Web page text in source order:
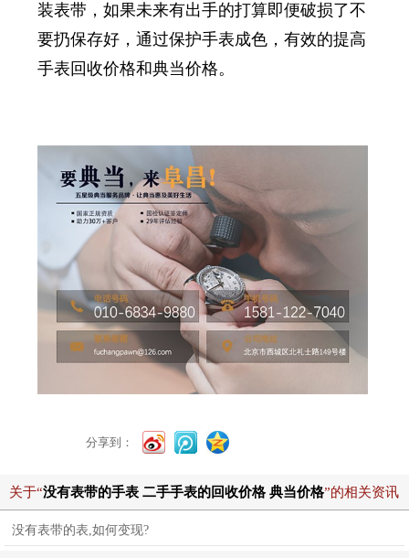
装表带，如果未来有出手的打算即便破损了不
要扔保存好，通过保护手表成色，有效的提高
手表回收价格和典当价格。
分享到：
关于“没有表带的手表 二手手表的回收价格 典当价格”的相关资讯
没有表带的表,如何变现?